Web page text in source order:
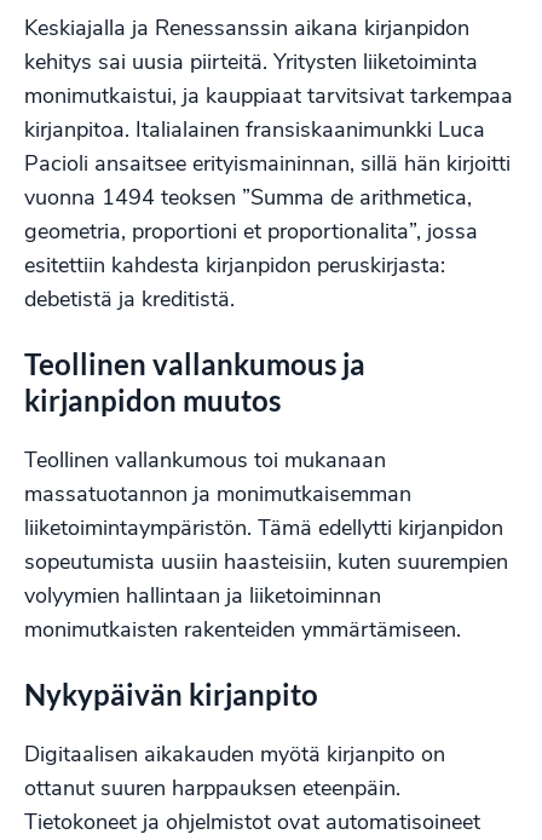
Keskiajalla ja Renessanssin aikana kirjanpidon
kehitys sai uusia piirteitä. Yritysten liiketoiminta
monimutkaistui, ja kauppiaat tarvitsivat tarkempaa
kirjanpitoa. Italialainen fransiskaanimunkki Luca
Pacioli ansaitsee erityismaininnan, sillä hän kirjoitti
vuonna 1494 teoksen ”Summa de arithmetica,
geometria, proportioni et proportionalita”, jossa
esitettiin kahdesta kirjanpidon peruskirjasta:
debetistä ja kreditistä.
Teollinen vallankumous ja
kirjanpidon muutos
Teollinen vallankumous toi mukanaan
massatuotannon ja monimutkaisemman
liiketoimintaympäristön. Tämä edellytti kirjanpidon
sopeutumista uusiin haasteisiin, kuten suurempien
volyymien hallintaan ja liiketoiminnan
monimutkaisten rakenteiden ymmärtämiseen.
Nykypäivän kirjanpito
Digitaalisen aikakauden myötä kirjanpito on
ottanut suuren harppauksen eteenpäin.
Tietokoneet ja ohjelmistot ovat automatisoineet